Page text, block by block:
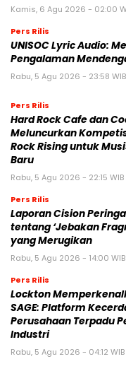
Kamis, 6 Agu 2026 - 02:00
Pers Rilis
UNISOC Lyric Audio:
Pengalaman
Rabu, 5 Agu 2026 - 23:58 WIB
Pers Rilis
Hard Rock Cafe dan
Meluncurkan
Rock Rising untuk
Baru
Rabu, 5 Agu 2026 - 22:15 WIB
Pers Rilis
Laporan Cision
tentang ‘Jebakan
yang Merugikan
Rabu, 5 Agu 2026 - 14:00 WIB
Pers Rilis
Lockton
SAGE: Platform
Perusahaan Terpadu
Industri
Rabu, 5 Agu 2026 - 04:12 WIB